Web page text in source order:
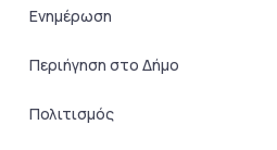
Ενημέρωση
Περιήγηση στο Δήμο
Πολιτισμός